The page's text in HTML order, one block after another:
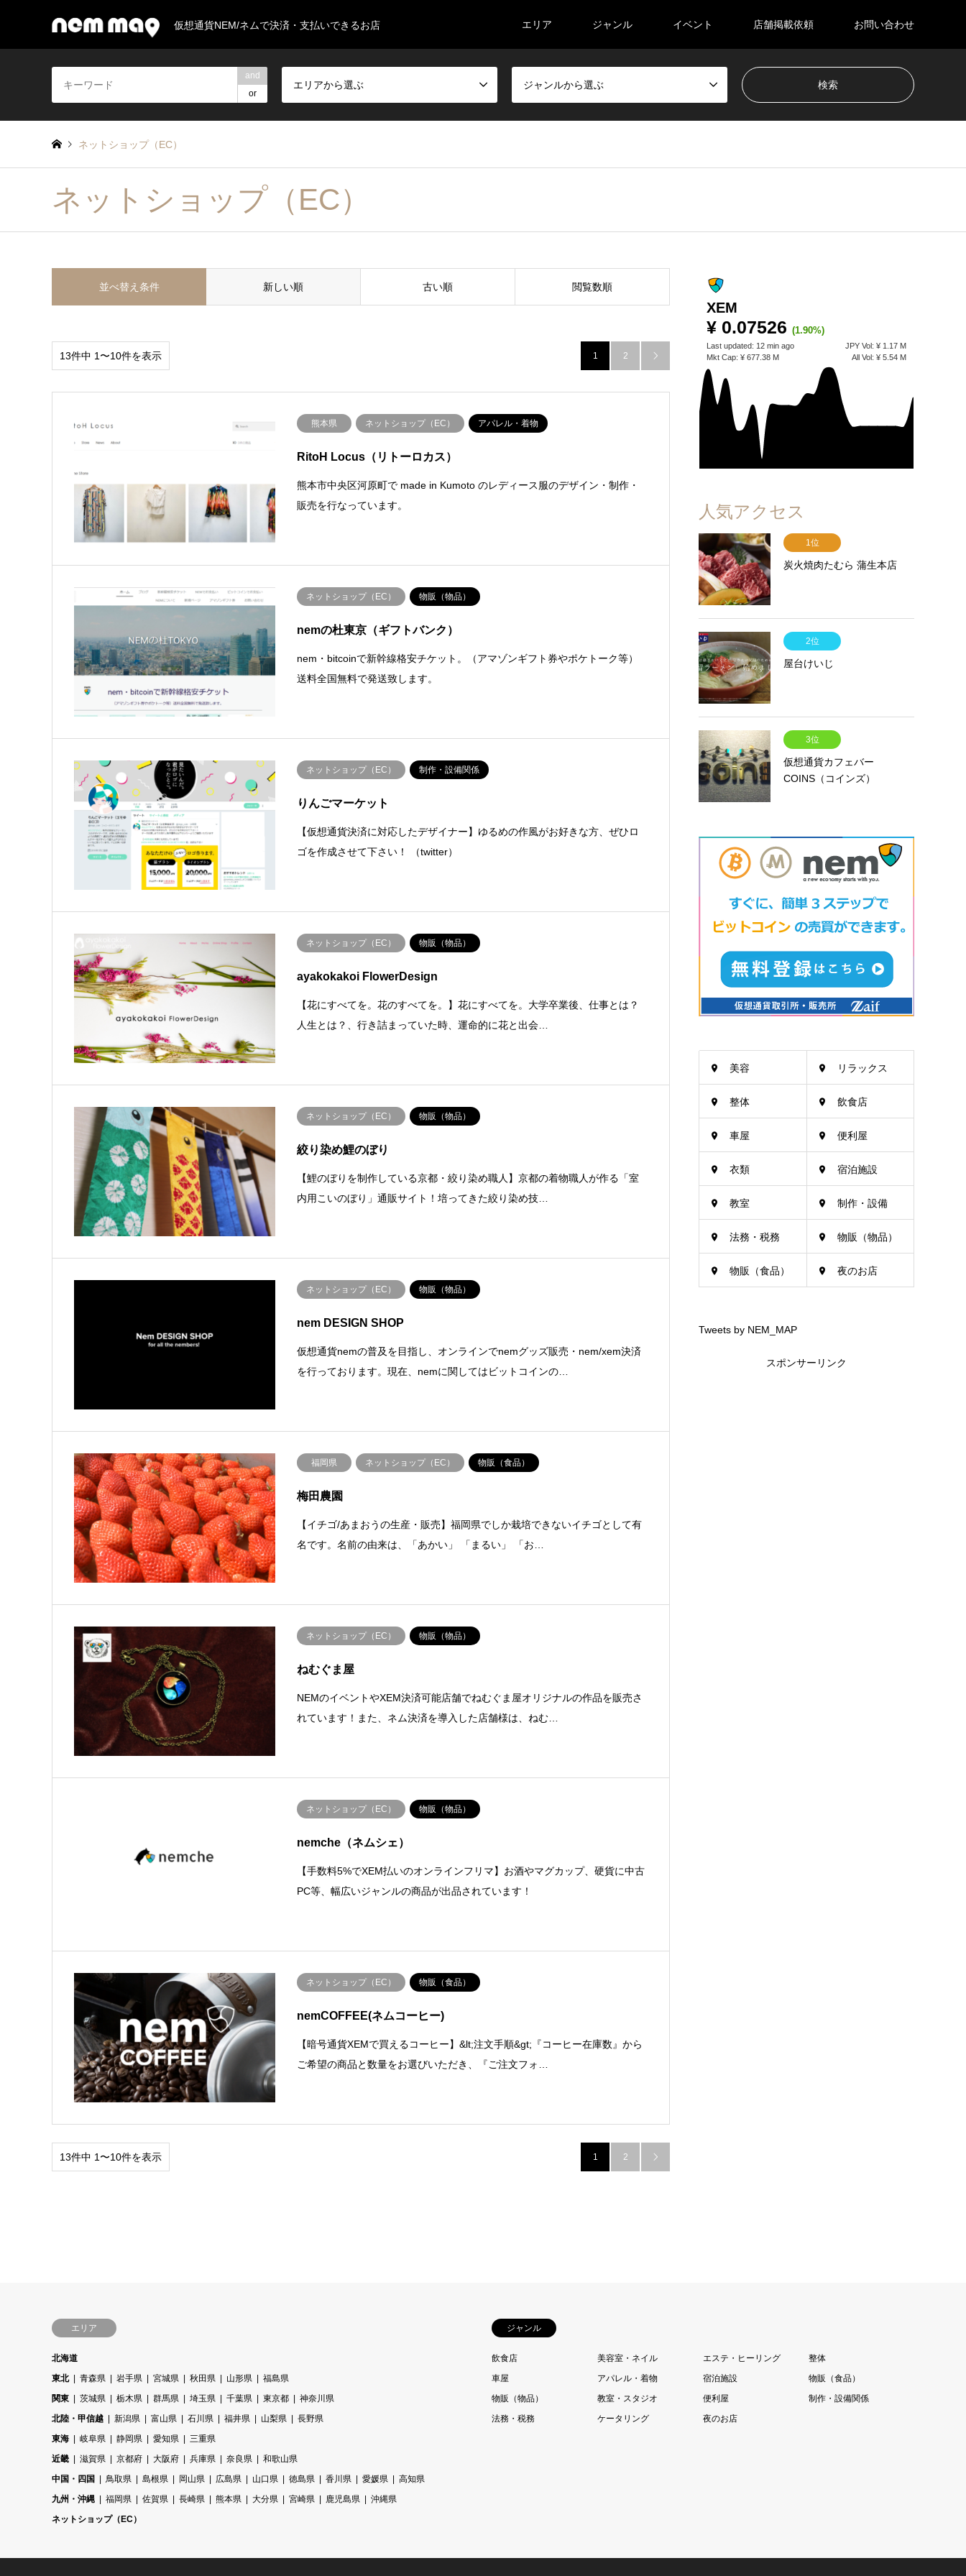
仮想通貨NEM/ネムで決済・支払いできるお店 エリア ジャンル イベント 店舗掲載依頼 お問い合わせ
and
or
エリアから選ぶ ジャンルから選ぶ
ネットショップ（EC）
ネットショップ（EC）
並べ替え条件 新しい順 古い順 閲覧数順
13件中 1〜10件を表示 1 2 
熊本県 ネットショップ（EC） アパレル・着物
RitoH Locus（リトーロカス）
熊本市中央区河原町で made in Kumoto のレディース服のデザイン・制作・
販売を行なっています。
ネットショップ（EC） 物販（物品）
nemの杜東京（ギフトバンク）
nem・bitcoinで新幹線格安チケット。（アマゾンギフト券やポケトーク等）
送料全国無料で発送致します。
ネットショップ（EC） 制作・設備関係
りんごマーケット
【仮想通貨決済に対応したデザイナー】ゆるめの作風がお好きな方、ぜひロ
ゴを作成させて下さい！ （twitter）
ネットショップ（EC） 物販（物品）
ayakokakoi FlowerDesign
【花にすべてを。花のすべてを。】花にすべてを。大学卒業後、仕事とは？
人生とは？、行き詰まっていた時、運命的に花と出会…
ネットショップ（EC） 物販（物品）
絞り染め鯉のぼり
【鯉のぼりを制作している京都・絞り染め職人】京都の着物職人が作る「室
内用こいのぼり」通販サイト！培ってきた絞り染め技…
ネットショップ（EC） 物販（物品）
nem DESIGN SHOP
仮想通貨nemの普及を目指し、オンラインでnemグッズ販売・nem/xem決済
を行っております。現在、nemに関してはビットコインの…
福岡県 ネットショップ（EC） 物販（食品）
梅田農園
【イチゴ/あまおうの生産・販売】福岡県でしか栽培できないイチゴとして有
名です。名前の由来は、「あかい」 「まるい」 「お…
ネットショップ（EC） 物販（物品）
ねむぐま屋
NEMのイベントやXEM決済可能店舗でねむぐま屋オリジナルの作品を販売さ
れています！また、ネム決済を導入した店舗様は、ねむ…
ネットショップ（EC） 物販（物品）
nemche（ネムシェ）
【手数料5%でXEM払いのオンラインフリマ】お酒やマグカップ、硬貨に中古
PC等、幅広いジャンルの商品が出品されています！
ネットショップ（EC） 物販（食品）
nemCOFFEE(ネムコーヒー)
【暗号通貨XEMで買えるコーヒー】&lt;注文手順&gt;『コーヒー在庫数』から
ご希望の商品と数量をお選びいただき、『ご注文フォ…
13件中 1〜10件を表示 1 2 
XEM
¥ 0.07526 (1.90%)
Last updated: 12 min ago JPY Vol: ¥ 1.17 M
Mkt Cap: ¥ 677.38 M All Vol: ¥ 5.54 M
人気アクセス
1位
炭火焼肉たむら 蒲生本店
2位
屋台けいじ
3位
仮想通貨カフェバー
COINS（コインズ）
美容 リラックス
整体 飲食店
車屋 便利屋
衣類 宿泊施設
教室 制作・設備
法務・税務 物販（物品）
物販（食品） 夜のお店
Tweets by NEM_MAP
スポンサーリンク
エリア
北海道
東北
青森県 岩手県 宮城県 秋田県 山形県
福島県
関東
茨城県 栃木県 群馬県 埼玉県 千葉県 東京都
神奈川県
北陸・甲信越
新潟県 富山県 石川県 福井県 山梨県
長野県
東海
岐阜県 静岡県 愛知県
三重県
近畿
滋賀県 京都府 大阪府 兵庫県 奈良県
和歌山県
中国・四国
鳥取県 島根県 岡山県 広島県 山口県 徳島県 香川県 愛媛県
高知県
九州・沖縄
福岡県 佐賀県 長崎県 熊本県 大分県 宮崎県 鹿児島県
沖縄県
ネットショップ（EC）
ジャンル
飲食店 美容室・ネイル エステ・ヒーリング
整体
車屋
アパレル・着物 宿泊施設
物販（食品）
物販（物品）
教室・スタジオ 便利屋
制作・設備関係
法務・税務
ケータリング 夜のお店